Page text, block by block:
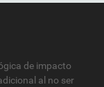
de impacto
al no ser